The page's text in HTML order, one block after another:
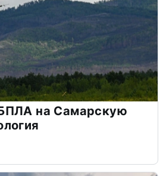
на Самарскую